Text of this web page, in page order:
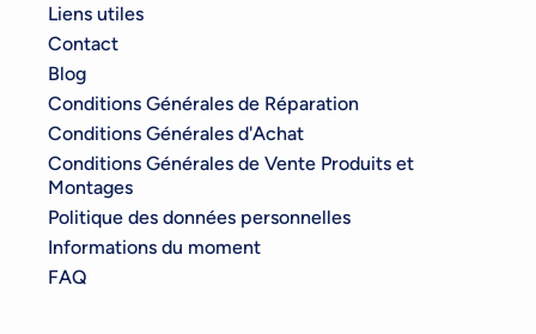
Liens utiles
Contact
Blog
Conditions Générales de Réparation
Conditions Générales d'Achat
Conditions Générales de Vente Produits et
Montages
Politique des données personnelles
Informations du moment
FAQ